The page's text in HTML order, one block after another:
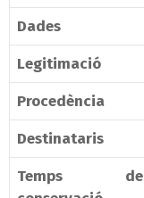
Dades
Legitimació
Procedència
Destinataris
Temps de